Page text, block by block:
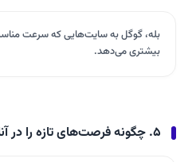
بله، گوگل به سایت‌هایی که سرعت مناسب
بیشتری می‌دهد.
۵. چگونه فرصت‌های تازه را در آنالیز رقبا پیدا کنیم؟